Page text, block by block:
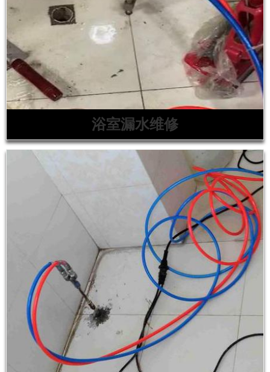
浴室漏水维修